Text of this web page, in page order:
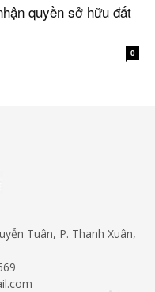
quyền sở hữu đất
0
Tuân, P. Thanh Xuân,